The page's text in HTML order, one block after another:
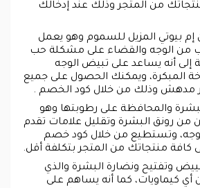
من المتجر وذلك عند إدخالك
بيوتي المزيل للسموم وهو يعمل
من الوجه والقضاء على مشكلة حب
إلى أنه يساعد على تبيض الوجه
المبكرة، ويمكنك الحصول على جميع
مدهش وذلك من خلال كود الخصم .
والمحافظة على رطوبتها وهو
رونق البشرة وتقليل علامات تقدم
وتستطيع من خلال كود خصم
كافة منتجاتك من المتجر بتكلفة أقل.
وتفتيح ونضارة البشرة والذي
أي كيماويات، كما أنه يساهم على